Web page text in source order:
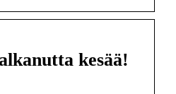
kesää!